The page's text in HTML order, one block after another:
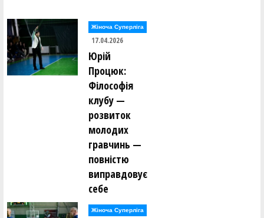
Жіноча Суперліга
17.04.2026
Юрій
Процюк:
Філософія
клубу —
розвиток
молодих
гравчинь —
повністю
виправдовує
себе
Жіноча Суперліга